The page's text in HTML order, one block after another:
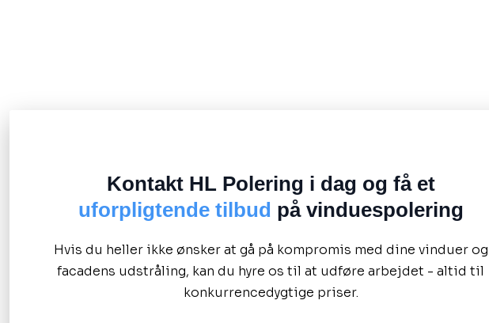
Kontakt HL Polering i dag og få et
uforpligtende tilbud på vinduespolering
Hvis du heller ikke ønsker at gå på kompromis med dine vinduer og
facadens udstråling, kan du hyre os til at udføre arbejdet - altid til
konkurrencedygtige priser.